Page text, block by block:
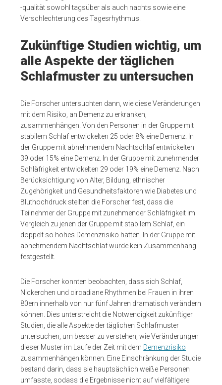
-qualität sowohl tagsüber als auch nachts sowie eine
Verschlechterung des Tagesrhythmus.
Zukünftige Studien wichtig, um
alle Aspekte der täglichen
Schlafmuster zu untersuchen
Die Forscher untersuchten dann, wie diese Veränderungen
mit dem Risiko, an Demenz zu erkranken,
zusammenhängen. Von den Personen in der Gruppe mit
stabilem Schlaf entwickelten 25 oder 8% eine Demenz. In
der Gruppe mit abnehmendem Nachtschlaf entwickelten
39 oder 15% eine Demenz. In der Gruppe mit zunehmender
Schläfrigkeit entwickelten 29 oder 19% eine Demenz. Nach
Berücksichtigung von Alter, Bildung, ethnischer
Zugehörigkeit und Gesundheitsfaktoren wie Diabetes und
Bluthochdruck stellten die Forscher fest, dass die
Teilnehmer der Gruppe mit zunehmender Schläfrigkeit im
Vergleich zu jenen der Gruppe mit stabilem Schlaf, ein
doppelt so hohes Demenzrisiko hatten. In der Gruppe mit
abnehmendem Nachtschlaf wurde kein Zusammenhang
festgestellt.
Die Forscher konnten beobachten, dass sich Schlaf,
Nickerchen und circadiane Rhythmen bei Frauen in ihren
80ern innerhalb von nur fünf Jahren dramatisch verändern
können. Dies unterstreicht die Notwendigkeit zukünftiger
Studien, die alle Aspekte der täglichen Schlafmuster
untersuchen, um besser zu verstehen, wie Veränderungen
dieser Muster im Laufe der Zeit mit dem Demenzrisiko
zusammenhängen können. Eine Einschränkung der Studie
bestand darin, dass sie hauptsächlich weiße Personen
umfasste, sodass die Ergebnisse nicht auf vielfältigere